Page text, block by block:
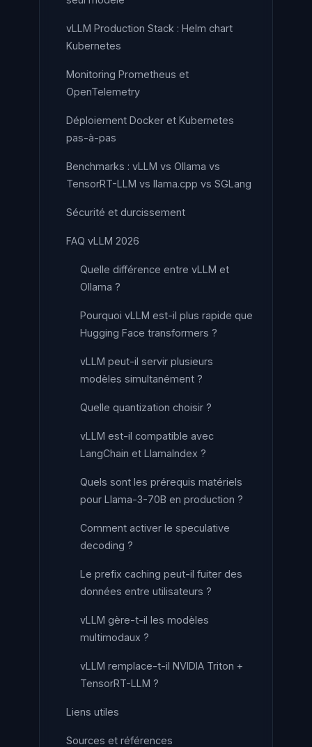
vLLM Production Stack : Helm chart
Kubernetes
Monitoring Prometheus et
OpenTelemetry
Déploiement Docker et Kubernetes
pas-à-pas
Benchmarks : vLLM vs Ollama vs
TensorRT-LLM vs llama.cpp vs SGLang
Sécurité et durcissement
FAQ vLLM 2026
Quelle différence entre vLLM et
Ollama ?
Pourquoi vLLM est-il plus rapide que
Hugging Face transformers ?
vLLM peut-il servir plusieurs
modèles simultanément ?
Quelle quantization choisir ?
vLLM est-il compatible avec
LangChain et LlamaIndex ?
Quels sont les prérequis matériels
pour Llama-3-70B en production ?
Comment activer le speculative
decoding ?
Le prefix caching peut-il fuiter des
données entre utilisateurs ?
vLLM gère-t-il les modèles
multimodaux ?
vLLM remplace-t-il NVIDIA Triton +
TensorRT-LLM ?
Liens utiles
Sources et références